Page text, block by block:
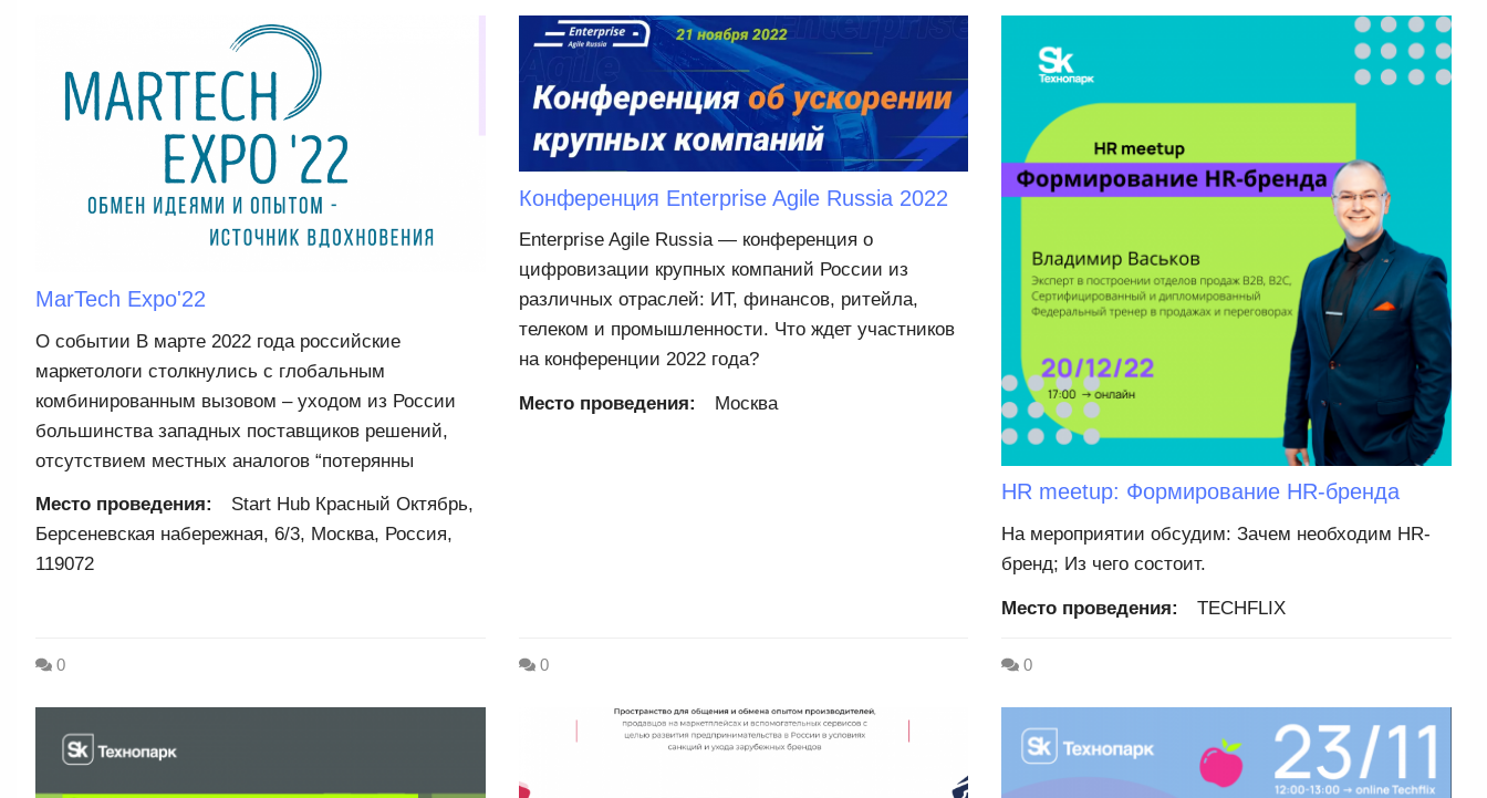
MarTech Expo'22
О событии В марте 2022 года российские
маркетологи столкнулись с глобальным
комбинированным вызовом – уходом из России
большинства западных поставщиков решений,
отсутствием местных аналогов “потерянны
Место проведения:
Start Hub Красный Октябрь,
Берсеневская набережная, 6/3, Москва, Россия,
119072
0
Конференция Enterprise Agile Russia 2022
Enterprise Agile Russia — конференция о
цифровизации крупных компаний России из
различных отраслей: ИТ, финансов, ритейла,
телеком и промышленности. Что ждет участников
на конференции 2022 года?
Место проведения: Москва
0
HR meetup: Формирование HR-бренда
На мероприятии обсудим: Зачем необходим HR-
бренд; Из чего состоит.
Место проведения: TECHFLIX
0